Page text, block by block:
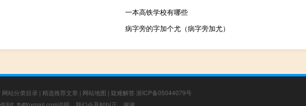
一本高铁学校有哪些
病字旁的字加个尤（病字旁加尤）
网站分类目录 | 精选推荐文章 | 网站地图 | 疑难解答 浙ICP备05044079号
到f_fb#foxmail.com说明，我们会及时纠正，谢谢